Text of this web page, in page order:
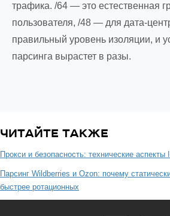
трафика. /64 — это естественная
пользователя, /48 — для дата-
правильный уровень изоляции, и
парсинга вырастет в разы.
ЧИТАЙТЕ ТАКЖЕ
Прокси и безопасность: технические аспекты
Парсинг Wildberries и Ozon: почему
быстрее ротационных